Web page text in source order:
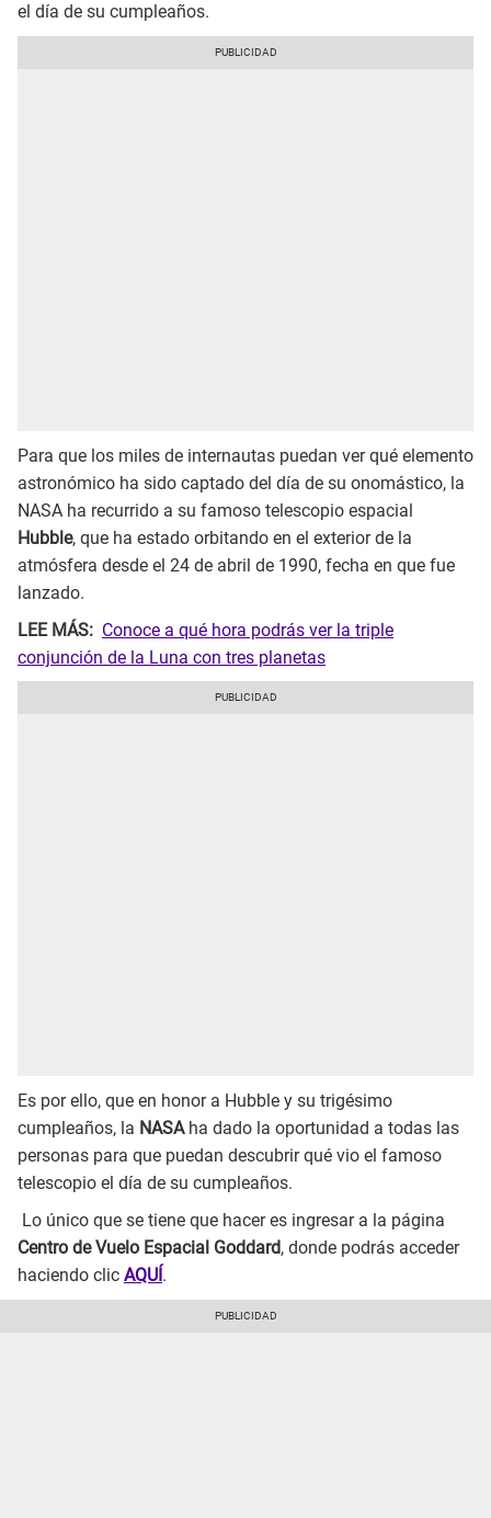
el día de su cumpleaños.
Para que los miles de internautas puedan ver qué elemento
astronómico ha sido captado del día de su onomástico, la
NASA ha recurrido a su famoso telescopio espacial
Hubble, que ha estado orbitando en el exterior de la
atmósfera desde el 24 de abril de 1990, fecha en que fue
lanzado.
LEE MÁS: Conoce a qué hora podrás ver la triple
conjunción de la Luna con tres planetas
Es por ello, que en honor a Hubble y su trigésimo
cumpleaños, la NASA ha dado la oportunidad a todas las
personas para que puedan descubrir qué vio el famoso
telescopio el día de su cumpleaños.
Lo único que se tiene que hacer es ingresar a la página
Centro de Vuelo Espacial Goddard, donde podrás acceder
haciendo clic AQUÍ .